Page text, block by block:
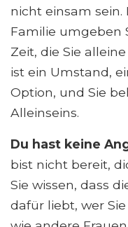
nicht einsam sein.
Familie umgeben
Zeit, die Sie
ist ein Umstand,
Option, und Sie
Alleinseins.
Du hast keine
bist nicht bereit,
Sie wissen, dass
dafür liebt, wer